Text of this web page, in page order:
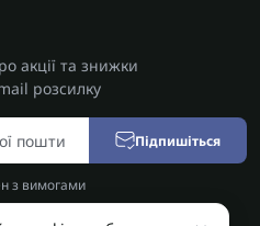
акції та знижки
розсилку
Підпишіться
з вимогами